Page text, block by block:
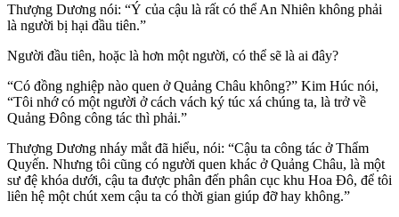
Thượng Dương nói: “Ý của cậu là rất có thể An Nhiên không phải
là người bị hại đầu tiên.”
Người đầu tiên, hoặc là hơn một người, có thể sẽ là ai đây?
“Có đồng nghiệp nào quen ở Quảng Châu không?” Kim Húc nói,
“Tôi nhớ có một người ở cách vách ký túc xá chúng ta, là trở về
Quảng Đông công tác thì phải.”
Thượng Dương nháy mắt đã hiểu, nói: “Cậu ta công tác ở Thẩm
Quyến. Nhưng tôi cũng có người quen khác ở Quảng Châu, là một
sư đệ khóa dưới, cậu ta được phân đến phân cục khu Hoa Đô, để tôi
liên hệ một chút xem cậu ta có thời gian giúp đỡ hay không.”